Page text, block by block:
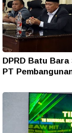
DPRD Batu
PT